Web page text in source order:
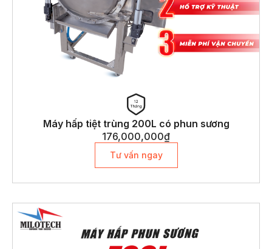
Máy hấp tiệt trùng 200L có phun sương
176,000,000₫
Tư vấn ngay